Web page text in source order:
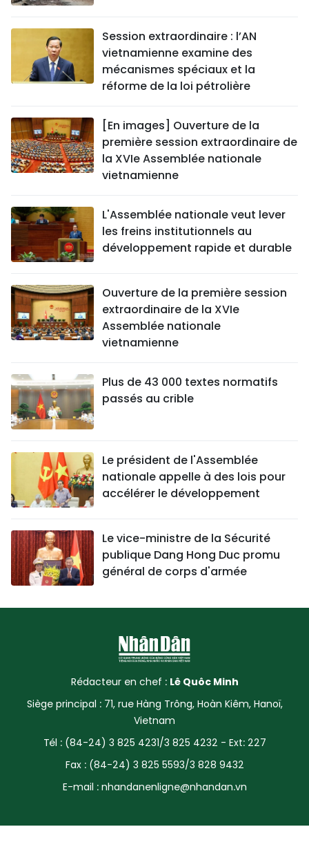
Session extraordinaire : l’AN
vietnamienne examine des
mécanismes spéciaux et la
réforme de la loi pétrolière
[En images] Ouverture de la
première session extraordinaire de
la XVIe Assemblée nationale
vietnamienne
L'Assemblée nationale veut lever
les freins institutionnels au
développement rapide et durable
Ouverture de la première session
extraordinaire de la XVIe
Assemblée nationale
vietnamienne
Plus de 43 000 textes normatifs
passés au crible
Le président de l'Assemblée
nationale appelle à des lois pour
accélérer le développement
Le vice-ministre de la Sécurité
publique Dang Hong Duc promu
général de corps d'armée
Rédacteur en chef : Lê Quôc Minh
Siège principal : 71, rue Hàng Trông, Hoàn Kiêm, Hanoï,
Vietnam
Tél : (84-24) 3 825 4231/3 825 4232 - Ext: 227
Fax : (84-24) 3 825 5593/3 828 9432
E-mail : nhandanenligne@nhandan.vn